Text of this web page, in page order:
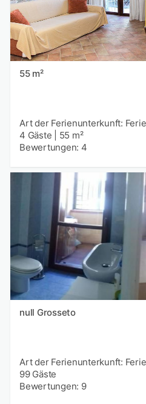
55 m²
Art der Ferienunterkunft:
4 Gäste
55 m²
Bewertungen: 4
null Grosseto
Art der Ferienunterkunft:
99 Gäste
Bewertungen: 9